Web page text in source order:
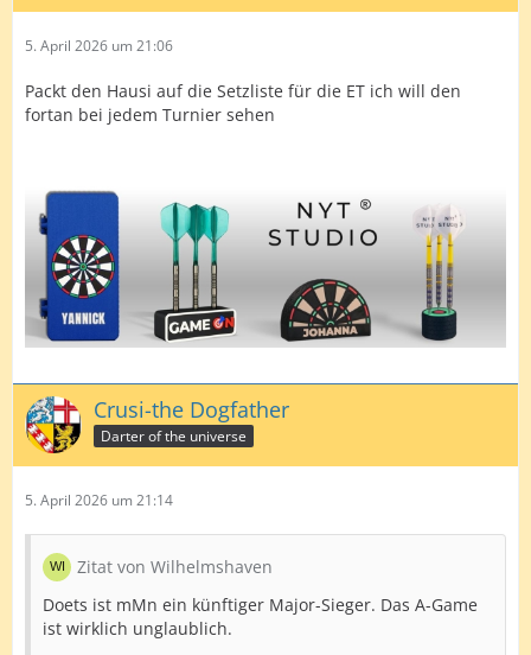
5. April 2026 um 21:06
Packt den Hausi auf die Setzliste für die ET ich will den
fortan bei jedem Turnier sehen
Crusi-the Dogfather
Darter of the universe
5. April 2026 um 21:14
Zitat von Wilhelmshaven
Doets ist mMn ein künftiger Major-Sieger. Das A-Game
ist wirklich unglaublich.